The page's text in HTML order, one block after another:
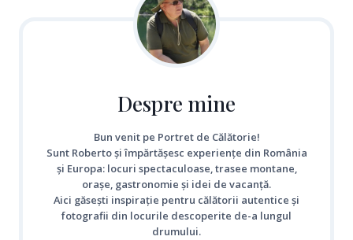
Despre mine
Bun venit pe Portret de Călătorie!
Sunt Roberto și împărtășesc experiențe din România
și Europa: locuri spectaculoase, trasee montane,
orașe, gastronomie și idei de vacanță.
Aici găsești inspirație pentru călătorii autentice și
fotografii din locurile descoperite de-a lungul
drumului.